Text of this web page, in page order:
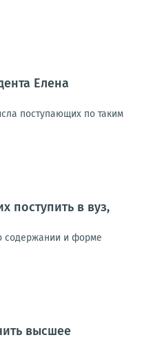
Елена
поступающих по таким
поступить в вуз,
содержании и форме
высшее